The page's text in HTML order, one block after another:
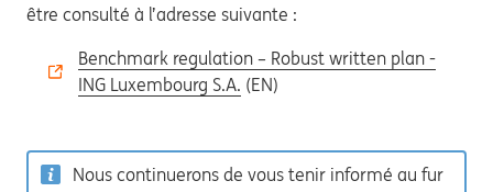
être consulté à l’adresse suivante :
Benchmark regulation – Robust written plan -
ING Luxembourg S.A. (EN)
Nous continuerons de vous tenir informé au fur